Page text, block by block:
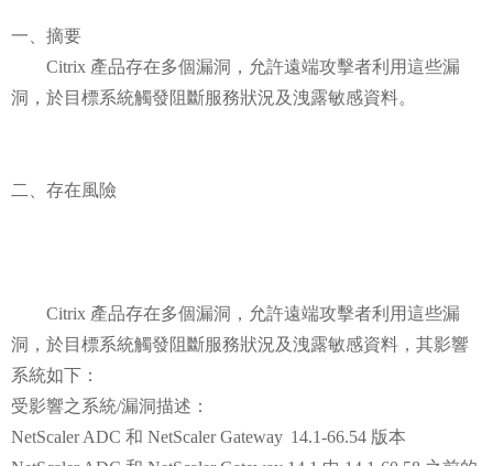
一、摘要
Citrix 產品存在多個漏洞，允許遠端攻擊者利用這些漏
洞，於目標系統觸發阻斷服務狀況及洩露敏感資料。
二、存在風險
Citrix 產品存在多個漏洞，允許遠端攻擊者利用這些漏
洞，於目標系統觸發阻斷服務狀況及洩露敏感資料，其影響
系統如下：
受影響之系統/漏洞描述：
NetScaler ADC 和 NetScaler Gateway 14.1-66.54 版本